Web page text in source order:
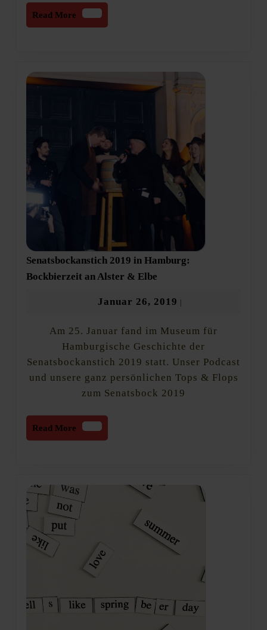
Read More
Read
More
Senatsbockanstich 2019 in Hamburg:
Bockbierzeit an Alster & Elbe
in
Hamburg:
an
Alster
Elbe
Januar 26, 2019 Januar
2019
Am 25. Januar fand im Museum für
Hamburgische Geschichte der
Senatsbockanstich 2019 statt. Unser Podcast
und unsere ganz persönlichen Tops & Flops
zum Senatsbock 2019
Read More
Read
More